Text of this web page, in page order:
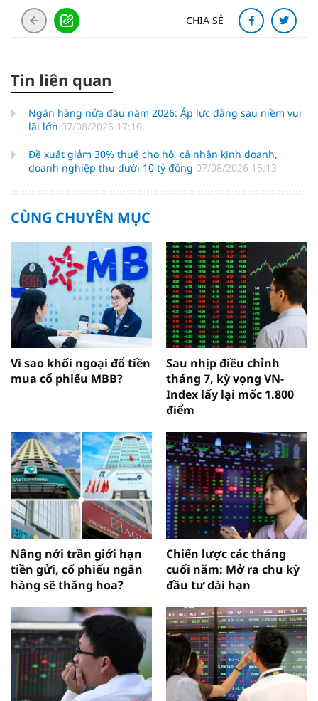
CHIA SẺ
Tin liên quan
Ngân hàng nửa đầu năm 2026: Áp lực đằng sau niềm vui
lãi lớn 07/08/2026 17:10
Đề xuất giảm 30% thuế cho hộ, cá nhân kinh doanh,
doanh nghiệp thu dưới 10 tỷ đồng 07/08/2026 15:13
CÙNG CHUYÊN MỤC
Vì sao khối ngoại đổ tiền
mua cổ phiếu MBB?
Sau nhịp điều chỉnh
tháng 7, kỳ vọng VN-
Index lấy lại mốc 1.800
điểm
Nâng nới trần giới hạn
tiền gửi, cổ phiếu ngân
hàng sẽ thăng hoa?
Chiến lược các tháng
cuối năm: Mở ra chu kỳ
đầu tư dài hạn